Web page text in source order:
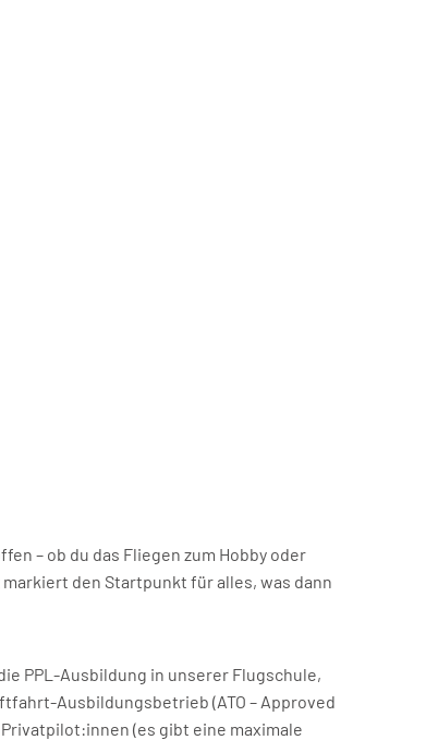
– ob du das Fliegen zum Hobby oder
den Startpunkt für alles, was dann
PPL-Ausbildung in unserer Flugschule,
Ausbildungsbetrieb (ATO – Approved
(es gibt eine maximale